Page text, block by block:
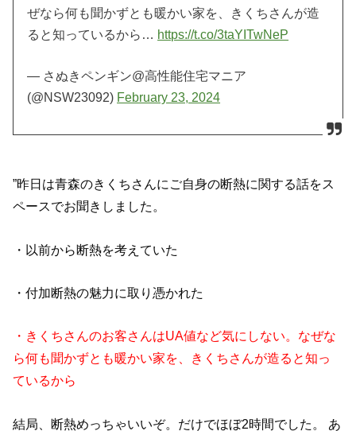
ぜなら何も聞かずとも暖かい家を、きくちさんが造
ると知っているから… https://t.co/3taYITwNeP
— さぬきペンギン@高性能住宅マニア
(@NSW23092) February 23, 2024
”昨日は青森のきくちさんにご自身の断熱に関する話をス
ペースでお聞きしました。
・以前から断熱を考えていた
・付加断熱の魅力に取り憑かれた
・きくちさんのお客さんはUA値など気にしない。なぜな
ら何も聞かずとも暖かい家を、きくちさんが造ると知っ
ているから
結局、断熱めっちゃいいぞ。だけでほぼ2時間でした。 あ